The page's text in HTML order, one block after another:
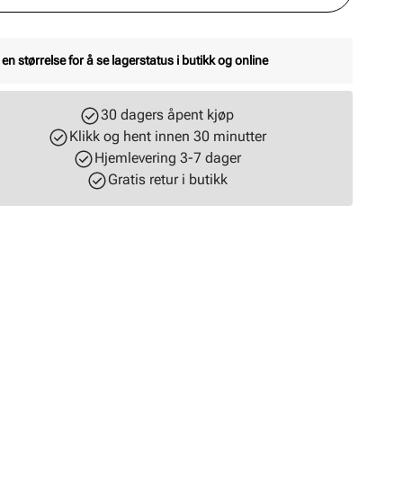
størrelse for å se lagerstatus i butikk og online
30 dagers åpent kjøp
Klikk og hent innen 30 minutter
Hjemlevering 3-7 dager
Gratis retur i butikk